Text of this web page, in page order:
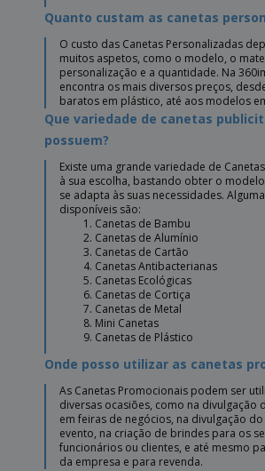
Quanto custam as canetas
O custo das Canetas Personalizadas
muitos aspetos, como o modelo, o
personalização e a quantidade. Na
encontra os mais diversos preços,
baratos em plástico, até aos modelos
Que variedade de canetas
possuem?
Existe uma grande variedade de
à sua escolha, bastando obter o
se adapta às suas necessidades.
disponíveis são:
Canetas de Bambu
Canetas de Alumínio
Canetas de Cartão
Canetas Antibacterianas
Canetas Ecológicas
Canetas de Cortiça
Canetas de Metal
Mini Canetas
Canetas de Plástico
Onde posso utilizar as canetas
As Canetas Promocionais podem ser
diversas ocasiões, como na divulgação
em feiras de negócios, na divulgação
evento, na criação de brindes para os
funcionários ou clientes, e até mesmo
da empresa e para revenda.